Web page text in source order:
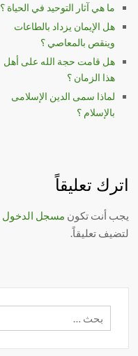
ما هي آثار التوحيد في الحياة ؟
هل الإيمان يزداد بالطاعات
وينقص بالمعاصي ؟
هل قامت حجة الله على أهل
هذا الزمان ؟
لماذا سمى الدين الإسلامى
بالإسلام ؟
اترك تعليقاً
يجب أنت تكون مسجل الدخول
لتضيف تعليقاً.